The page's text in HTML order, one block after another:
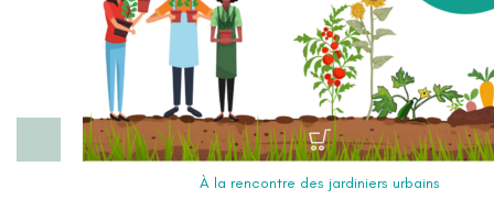
À la rencontre des jardiniers urbains